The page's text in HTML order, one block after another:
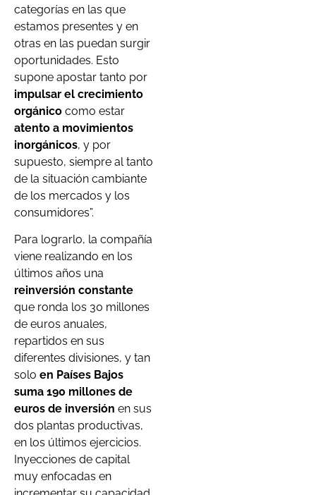
categorías en las que
estamos presentes y en
otras en las puedan surgir
oportunidades. Esto
supone apostar tanto por
impulsar el crecimiento
orgánico como estar
atento a movimientos
inorgánicos, y por
supuesto, siempre al tanto
de la situación cambiante
de los mercados y los
consumidores”.
Para lograrlo, la compañía
viene realizando en los
últimos años una
reinversión constante
que ronda los 30 millones
de euros anuales,
repartidos en sus
diferentes divisiones, y tan
solo en Países Bajos
suma 190 millones de
euros de inversión en sus
dos plantas productivas,
en los últimos ejercicios.
Inyecciones de capital
muy enfocadas en